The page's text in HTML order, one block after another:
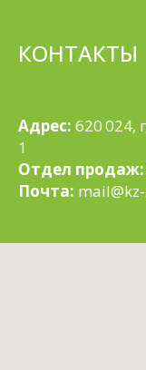
КОНТАКТЫ
Адрес: 620 024,
1
Отдел продаж:
Почта: